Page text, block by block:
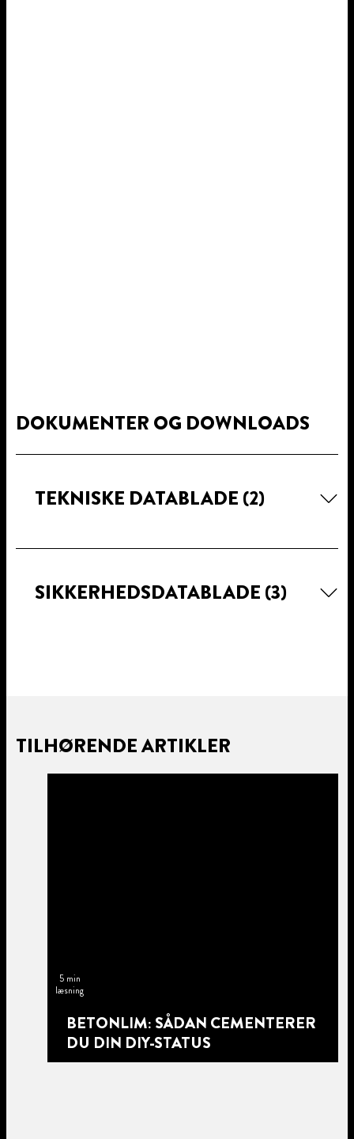
DOKUMENTER OG DOWNLOADS
TEKNISKE DATABLADE (2)
SIKKERHEDSDATABLADE (3)
TILHØRENDE ARTIKLER
5 min
læsning
BETONLIM: SÅDAN CEMENTERER
DU DIN DIY-STATUS